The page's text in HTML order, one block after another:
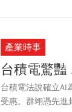
產業時事
台積電驚
台積電法說確立AI
受惠。群翊憑先進